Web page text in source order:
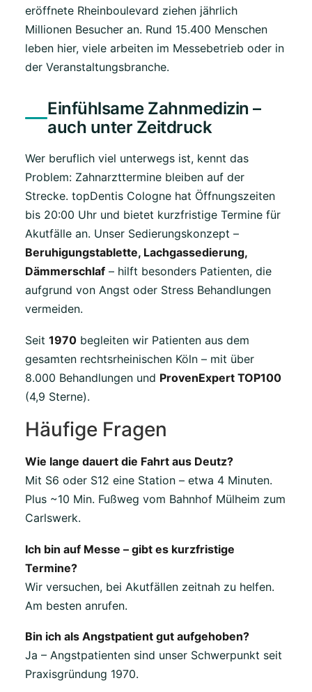
eröffnete Rheinboulevard ziehen jährlich
Millionen Besucher an. Rund 15.400 Menschen
leben hier, viele arbeiten im Messebetrieb oder in
der Veranstaltungsbranche.
Einfühlsame Zahnmedizin –
auch unter Zeitdruck
Wer beruflich viel unterwegs ist, kennt das
Problem: Zahnarzttermine bleiben auf der
Strecke. topDentis Cologne hat Öffnungszeiten
bis 20:00 Uhr und bietet kurzfristige Termine für
Akutfälle an. Unser Sedierungskonzept –
Beruhigungstablette, Lachgassedierung,
Dämmerschlaf – hilft besonders Patienten, die
aufgrund von Angst oder Stress Behandlungen
vermeiden.
Seit 1970 begleiten wir Patienten aus dem
gesamten rechtsrheinischen Köln – mit über
8.000 Behandlungen und ProvenExpert TOP100
(4,9 Sterne).
Häufige Fragen
Wie lange dauert die Fahrt aus Deutz?
Mit S6 oder S12 eine Station – etwa 4 Minuten.
Plus ~10 Min. Fußweg vom Bahnhof Mülheim zum
Carlswerk.
Ich bin auf Messe – gibt es kurzfristige
Termine?
Wir versuchen, bei Akutfällen zeitnah zu helfen.
Am besten anrufen.
Bin ich als Angstpatient gut aufgehoben?
Ja – Angstpatienten sind unser Schwerpunkt seit
Praxisgründung 1970.